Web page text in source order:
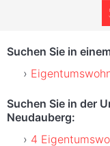
Suchen Sie in
Suchen Sie in der
Neudauberg:
4